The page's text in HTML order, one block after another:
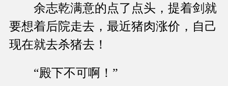
余志乾满意的点了点头，提着剑就
要想着后院走去，最近猪肉涨价，自己
现在就去杀猪去！
“殿下不可啊！”